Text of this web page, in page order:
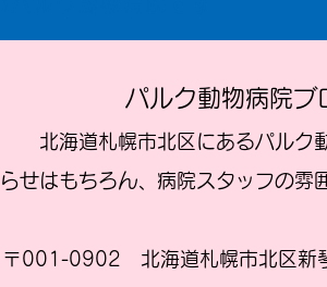
パルク動物病院ブ
北海道札幌市北区にあるパルク
せはもちろん、病院スタッフの雰
〒001-0902 北海道札幌市北区新